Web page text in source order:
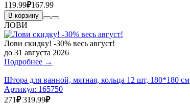
119.99₽167.99
В корзину
ЛОВИ
Лови скидку! -30% весь август!
до 31 августа 2026
Подробнее →
Штора для ванной, мятная, кольца 12 шт, 180*180 см
Артикул: 165750
271₽ 319.99₽